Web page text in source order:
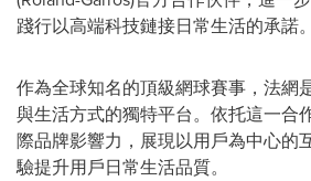
踐行以高端科技鏈接日常生活的承諾。
作為全球知名的頂級網球賽事，法網
與生活方式的獨特平台。依托這一合
際品牌影響力，展現以用戶為中心的
驗提升用戶日常生活品質。